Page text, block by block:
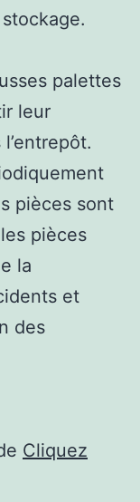
palettes
leur
pièces sont
pièces
la
et
des
Cliquez